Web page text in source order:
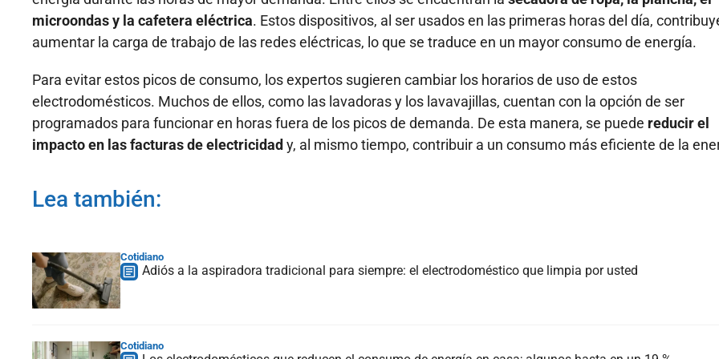
microondas y la cafetera eléctrica. Estos dispositivos, al ser usados en las primeras horas del día,
aumentar la carga de trabajo de las redes eléctricas, lo que se traduce en un mayor consumo de energía.
Para evitar estos picos de consumo, los expertos sugieren cambiar los horarios de uso de estos
electrodomésticos. Muchos de ellos, como las lavadoras y los lavavajillas, cuentan con la opción de ser
programados para funcionar en horas fuera de los picos de demanda. De esta manera, se puede reducir el
impacto en las facturas de electricidad y, al mismo tiempo, contribuir a un consumo más eficiente de la
Lea también:
Cotidiano
Adiós a la aspiradora tradicional para siempre: el electrodoméstico que limpia por usted
Cotidiano